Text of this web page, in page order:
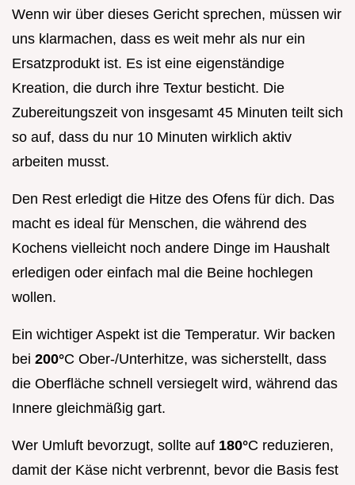
Wenn wir über dieses Gericht sprechen, müssen wir
uns klarmachen, dass es weit mehr als nur ein
Ersatzprodukt ist. Es ist eine eigenständige
Kreation, die durch ihre Textur besticht. Die
Zubereitungszeit von insgesamt 45 Minuten teilt sich
so auf, dass du nur 10 Minuten wirklich aktiv
arbeiten musst.
Den Rest erledigt die Hitze des Ofens für dich. Das
macht es ideal für Menschen, die während des
Kochens vielleicht noch andere Dinge im Haushalt
erledigen oder einfach mal die Beine hochlegen
wollen.
Ein wichtiger Aspekt ist die Temperatur. Wir backen
bei 200°C Ober-/Unterhitze, was sicherstellt, dass
die Oberfläche schnell versiegelt wird, während das
Innere gleichmäßig gart.
Wer Umluft bevorzugt, sollte auf 180°C reduzieren,
damit der Käse nicht verbrennt, bevor die Basis fest